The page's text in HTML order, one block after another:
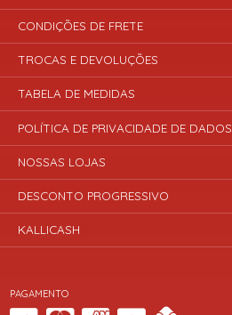
PAGAMENTO
CONDIÇÕES DE FRETE
TROCAS E DEVOLUÇÕES
TABELA DE MEDIDAS
POLÍTICA DE PRIVACIDADE DE DADOS
NOSSAS LOJAS
DESCONTO PROGRESSIVO
KALLICASH